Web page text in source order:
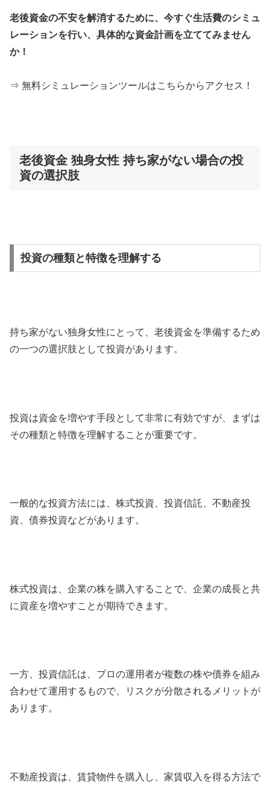
老後資金の不安を解消するために、今すぐ生活費のシミュ
レーションを行い、具体的な資金計画を立ててみません
か！
⇒ 無料シミュレーションツールはこちらからアクセス！
老後資金 独身女性 持ち家がない場合の投
資の選択肢
投資の種類と特徴を理解する
持ち家がない独身女性にとって、老後資金を準備するため
の一つの選択肢として投資があります。
投資は資金を増やす手段として非常に有効ですが、まずは
その種類と特徴を理解することが重要です。
一般的な投資方法には、株式投資、投資信託、不動産投
資、債券投資などがあります。
株式投資は、企業の株を購入することで、企業の成長と共
に資産を増やすことが期待できます。
一方、投資信託は、プロの運用者が複数の株や債券を組み
合わせて運用するもので、リスクが分散されるメリットが
あります。
不動産投資は、賃貸物件を購入し、家賃収入を得る方法で